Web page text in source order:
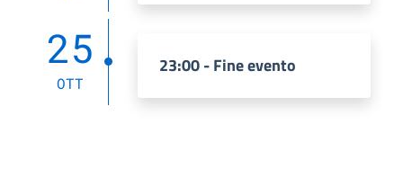
25
OTT
23:00 - Fine evento